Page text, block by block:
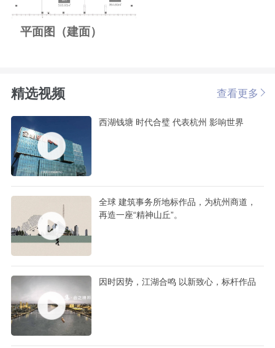
平面图（建面）
精选视频 查看更多
西湖钱塘 时代合璧 代表杭州 影响世界
全球 建筑事务所地标作品，为杭州商道，
再造一座“精神山丘”。
因时因势，江湖合鸣 以新致心，标杆作品